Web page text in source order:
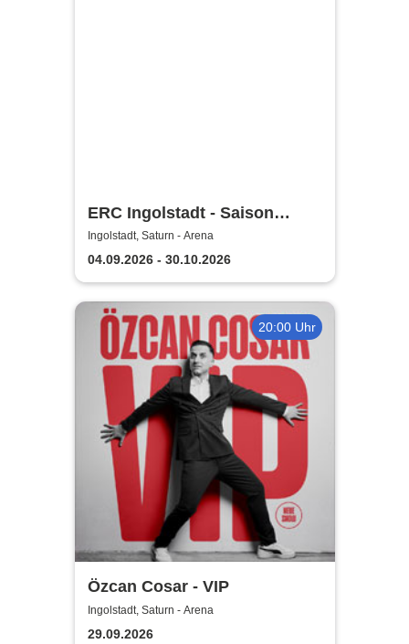
ERC Ingolstadt - Saison
2026/2027
Ingolstadt, Saturn - Arena
04.09.2026 - 30.10.2026
20:00 Uhr
Özcan Cosar - VIP
Ingolstadt, Saturn - Arena
29.09.2026